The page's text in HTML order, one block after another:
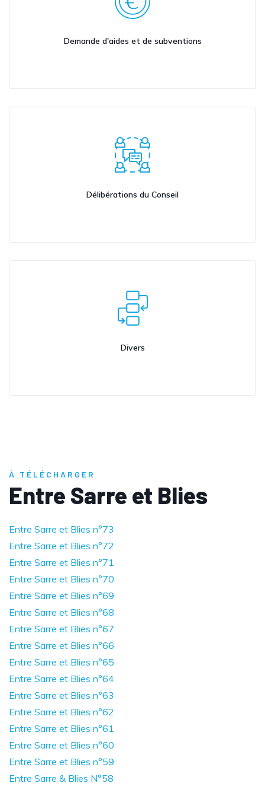
Demande d'aides et de subventions
Délibérations du Conseil
Divers
À TÉLÉCHARGER
Entre Sarre et Blies
Entre Sarre et Blies n°73
Entre Sarre et Blies n°72
Entre Sarre et Blies n°71
Entre Sarre et Blies n°70
Entre Sarre et Blies n°69
Entre Sarre et Blies n°68
Entre Sarre et Blies n°67
Entre Sarre et Blies n°66
Entre Sarre et Blies n°65
Entre Sarre et Blies n°64
Entre Sarre et Blies n°63
Entre Sarre et Blies n°62
Entre Sarre et Blies n°61
Entre Sarre et Blies n°60
Entre Sarre et Blies n°59
Entre Sarre & Blies N°58